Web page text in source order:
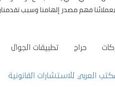
فهم مصدر إلهامنا وسبب
حراج تطبيقات الجوال